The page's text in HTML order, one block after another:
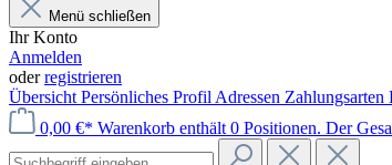
Menü schließen
Ihr Konto
Anmelden
oderregistrieren
Übersicht Persönliches Profil Adressen Zahlungsarten
0,00 €* Warenkorb enthält 0 Positionen. Der